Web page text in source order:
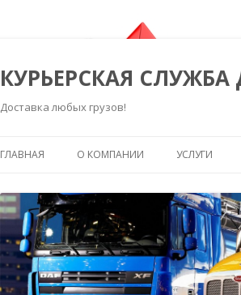
КУРЬЕРСКАЯ
Доставка любых грузов!
ГЛАВНАЯ О КОМПАНИИ УСЛУГИ